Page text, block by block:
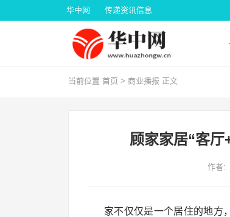
华中网 传递资讯信息
当前位置 首页 > 商业播报 正文
顾家家居“客
作者:
家不仅仅是一个居住的地方